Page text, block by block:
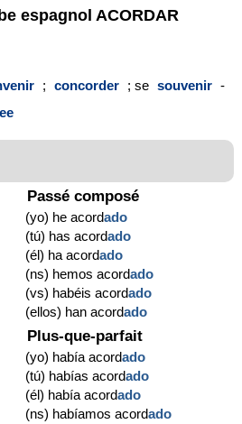
espagnol ACORDAR
; concorder ; se souvenir -
Passé composé
(yo) he acordado
(tú) has acordado
(él) ha acordado
(ns) hemos acordado
(vs) habéis acordado
(ellos) han acordado
Plus-que-parfait
(yo) había acordado
(tú) habías acordado
(él) había acordado
(ns) habíamos acordado